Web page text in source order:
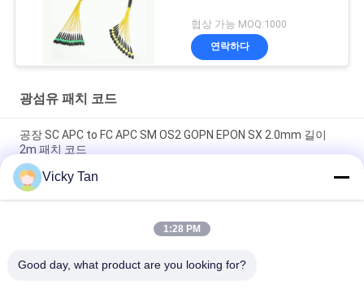
협상 가능 MOQ:1000
연락하다
광섬유 패치 코드
공장 SC APC to FC APC SM OS2 GOPN EPON SX 2.0mm 길이
2m 패치 코드
Sc Apc 연한 녹청색 재킷 광 섬유용 패치 코드 단순한 점퍼 G652d
/ G657a에 대한 Sc Apc
FTTH FTTA FTTX 단일모드 섬유 패치 코드 6 핵심 12 핵심 24 핵
Vicky Tan
1:28 PM
Good day, what product are you looking for?